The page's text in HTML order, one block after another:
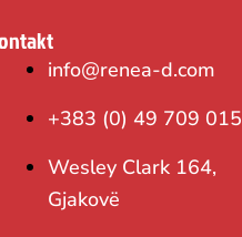
info@renea-d.com
+383 (0) 49 709 015
Wesley Clark 164,
Gjakovë